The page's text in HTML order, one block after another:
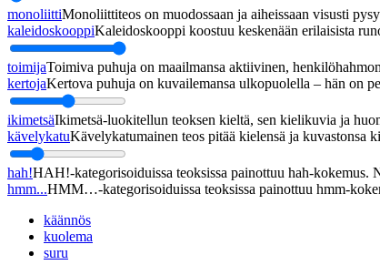
monoliittiMonoliittiteos on muodossaan ja aiheissaan visusti
kaleidoskooppiKaleidoskooppi koostuu keskenään erilaisista
toimijaToimiva puhuja on maailmansa aktiivinen,
kertojaKertova puhuja on kuvailemansa ulkopuolella – hän on
ikimetsäIkimetsä-luokitellun teoksen kieltä, sen kielikuvia ja
kävelykatuKävelykatumainen teos pitää kielensä ja kuvastonsa
hah!HAH!-kategorisoiduissa teoksissa painottuu hah-kokemus.
hmm...HMM…-kategorisoiduissa teoksissa painottuu hmm-
käännös
kuolema
suru